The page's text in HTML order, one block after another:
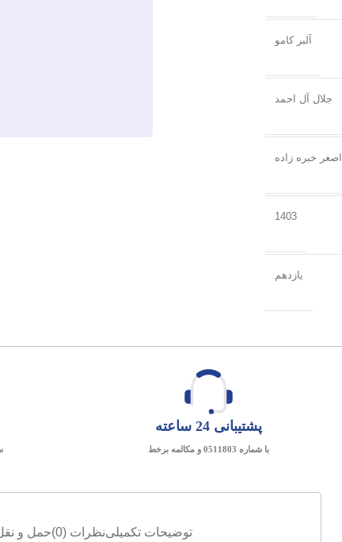
آلبر کامو
جلال آل احمد
اصغر خبره زاده
1403
یازدهم
پشتیبانی 24 ساعته
با شماره 0511803 و مکالمه برخط
توضیحات تکمیلینظرات (0) حمل و